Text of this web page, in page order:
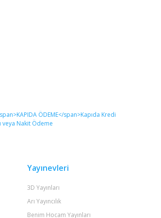
Yayınevleri
3D Yayınları
Arı Yayıncılık
Benim Hocam Yayınları